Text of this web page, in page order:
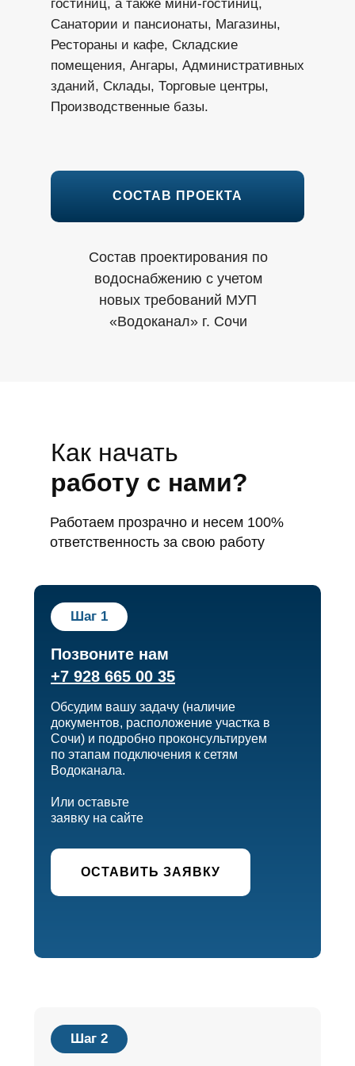
гостиниц, а также мини-гостиниц,
Санатории и пансионаты, Магазины,
Рестораны и кафе, Складские
помещения, Ангары, Административных
зданий, Склады, Торговые центры,
Производственные базы.
Состав проектирования по
водоснабжению с учетом
новых требований МУП
«Водоканал» г. Сочи
СОСТАВ ПРОЕКТА
Шаг 2
Или оставьте
заявку на сайте
Обсудим вашу задачу (наличие
документов, расположение участка в
Сочи) и подробно проконсультируем
по этапам подключения к сетям
Водоканала.
Позвоните нам
+7 928 665 00 35
Шаг 1
ОСТАВИТЬ ЗАЯВКУ
Работаем прозрачно и несем 100%
ответственность за свою работу
Как начать
работу с нами?